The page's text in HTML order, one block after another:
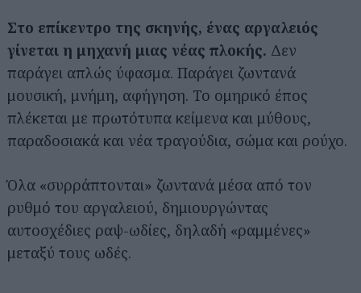
Στο επίκεντρο της σκηνής, ένας αργαλειός
γίνεται η μηχανή μιας νέας πλοκής. Δεν
παράγει απλώς ύφασμα. Παράγει ζωντανά
μουσική, μνήμη, αφήγηση. Το ομηρικό έπος
πλέκεται με πρωτότυπα κείμενα και μύθους,
παραδοσιακά και νέα τραγούδια, σώμα και ρούχο.
Όλα «συρράπτονται» ζωντανά μέσα από τον
ρυθμό του αργαλειού, δημιουργώντας
αυτοσχέδιες ραψ-ωδίες, δηλαδή «ραμμένες»
μεταξύ τους ωδές.